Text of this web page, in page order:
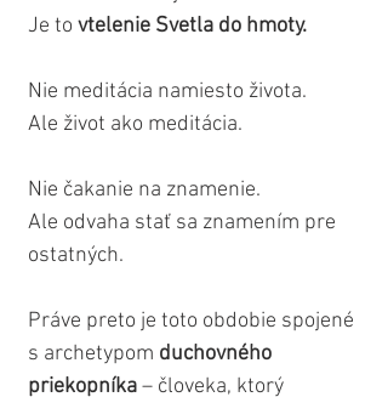
Je to vtelenie Svetla do hmoty.
Nie meditácia namiesto života.
Ale život ako meditácia.
Nie čakanie na znamenie.
Ale odvaha stať sa znamením pre
ostatných.
Práve preto je toto obdobie spojené
s archetypom duchovného
priekopníka – človeka, ktorý